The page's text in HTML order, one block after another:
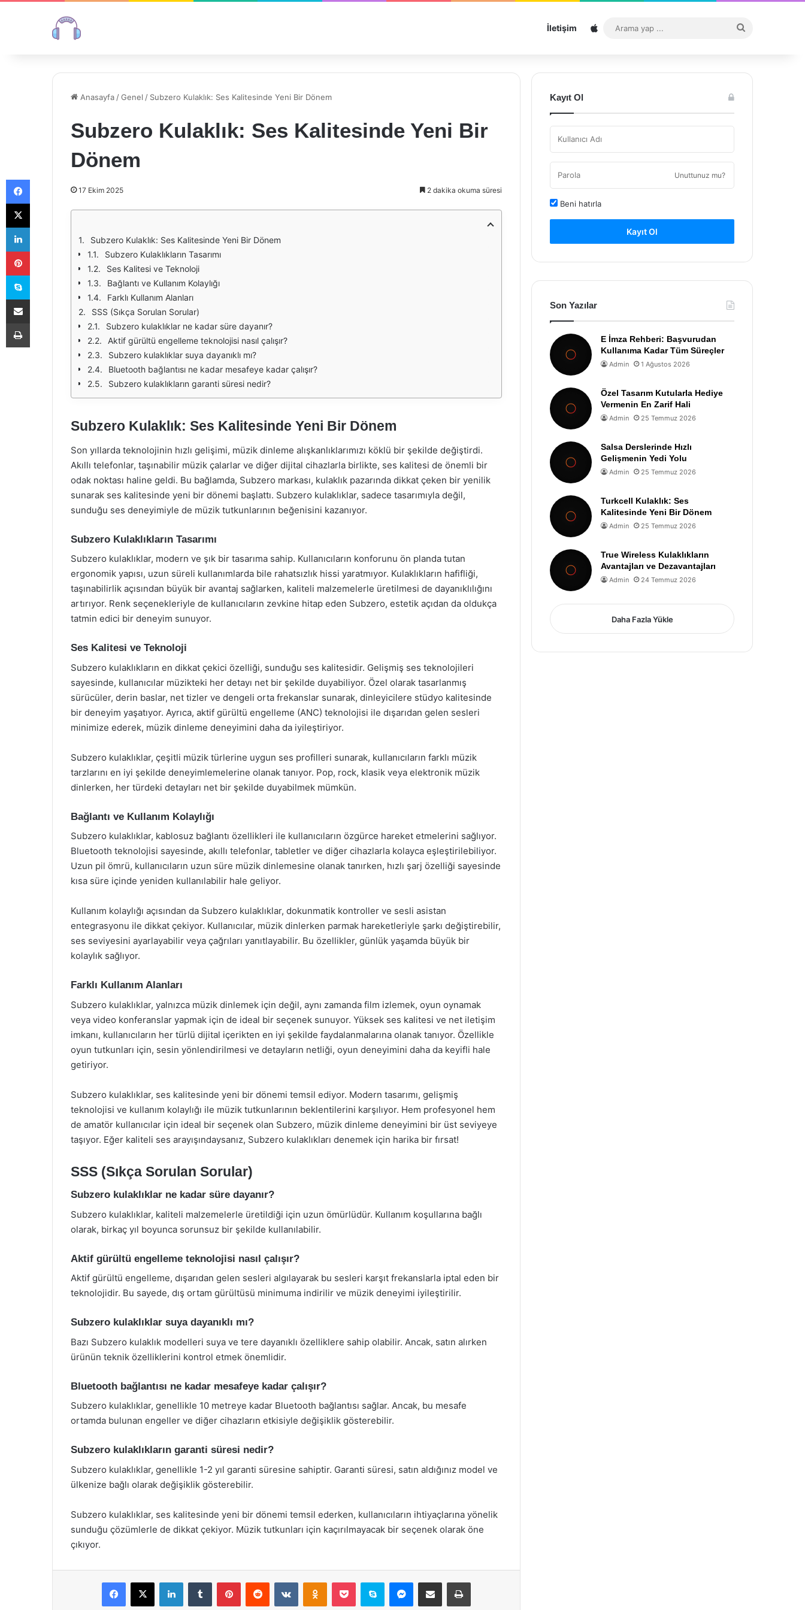
İletişim Sitemap
...
Anasayfa /Genel / Subzero Kulaklık: Ses Kalitesinde Yeni Bir Dönem
Subzero Kulaklık: Ses Kalitesinde Yeni Bir
Dönem
17 Ekim 2025 2 dakika okuma süresi
Subzero Kulaklık: Ses Kalitesinde Yeni Bir Dönem
Subzero Kulaklıkların Tasarımı
Ses Kalitesi ve Teknoloji
Bağlantı ve Kullanım Kolaylığı
Farklı Kullanım Alanları
SSS (Sıkça Sorulan Sorular)
Subzero kulaklıklar ne kadar süre dayanır?
Aktif gürültü engelleme teknolojisi nasıl çalışır?
Subzero kulaklıklar suya dayanıklı mı?
Bluetooth bağlantısı ne kadar mesafeye kadar çalışır?
Subzero kulaklıkların garanti süresi nedir?
Subzero Kulaklık: Ses Kalitesinde Yeni Bir Dönem
Son yıllarda teknolojinin hızlı gelişimi, müzik dinleme alışkanlıklarımızı köklü bir şekilde değiştirdi.
Akıllı telefonlar, taşınabilir müzik çalarlar ve diğer dijital cihazlarla birlikte, ses kalitesi de önemli bir
odak noktası haline geldi. Bu bağlamda, Subzero markası, kulaklık pazarında dikkat çeken bir yenilik
sunarak ses kalitesinde yeni bir dönemi başlattı. Subzero kulaklıklar, sadece tasarımıyla değil,
sunduğu ses deneyimiyle de müzik tutkunlarının beğenisini kazanıyor.
Subzero Kulaklıkların Tasarımı
Subzero kulaklıklar, modern ve şık bir tasarıma sahip. Kullanıcıların konforunu ön planda tutan
ergonomik yapısı, uzun süreli kullanımlarda bile rahatsızlık hissi yaratmıyor. Kulaklıkların hafifliği,
taşınabilirlik açısından büyük bir avantaj sağlarken, kaliteli malzemelerle üretilmesi de dayanıklılığını
artırıyor. Renk seçenekleriyle de kullanıcıların zevkine hitap eden Subzero, estetik açıdan da oldukça
tatmin edici bir deneyim sunuyor.
Ses Kalitesi ve Teknoloji
Subzero kulaklıkların en dikkat çekici özelliği, sunduğu ses kalitesidir. Gelişmiş ses teknolojileri
sayesinde, kullanıcılar müzikteki her detayı net bir şekilde duyabiliyor. Özel olarak tasarlanmış
sürücüler, derin baslar, net tizler ve dengeli orta frekanslar sunarak, dinleyicilere stüdyo kalitesinde
bir deneyim yaşatıyor. Ayrıca, aktif gürültü engelleme (ANC) teknolojisi ile dışarıdan gelen sesleri
minimize ederek, müzik dinleme deneyimini daha da iyileştiriyor.
Subzero kulaklıklar, çeşitli müzik türlerine uygun ses profilleri sunarak, kullanıcıların farklı müzik
tarzlarını en iyi şekilde deneyimlemelerine olanak tanıyor. Pop, rock, klasik veya elektronik müzik
dinlerken, her türdeki detayları net bir şekilde duyabilmek mümkün.
Bağlantı ve Kullanım Kolaylığı
Subzero kulaklıklar, kablosuz bağlantı özellikleri ile kullanıcıların özgürce hareket etmelerini sağlıyor.
Bluetooth teknolojisi sayesinde, akıllı telefonlar, tabletler ve diğer cihazlarla kolayca eşleştirilebiliyor.
Uzun pil ömrü, kullanıcıların uzun süre müzik dinlemesine olanak tanırken, hızlı şarj özelliği sayesinde
kısa süre içinde yeniden kullanılabilir hale geliyor.
Kullanım kolaylığı açısından da Subzero kulaklıklar, dokunmatik kontroller ve sesli asistan
entegrasyonu ile dikkat çekiyor. Kullanıcılar, müzik dinlerken parmak hareketleriyle şarkı değiştirebilir,
ses seviyesini ayarlayabilir veya çağrıları yanıtlayabilir. Bu özellikler, günlük yaşamda büyük bir
kolaylık sağlıyor.
Farklı Kullanım Alanları
Subzero kulaklıklar, yalnızca müzik dinlemek için değil, aynı zamanda film izlemek, oyun oynamak
veya video konferanslar yapmak için de ideal bir seçenek sunuyor. Yüksek ses kalitesi ve net iletişim
imkanı, kullanıcıların her türlü dijital içerikten en iyi şekilde faydalanmalarına olanak tanıyor. Özellikle
oyun tutkunları için, sesin yönlendirilmesi ve detayların netliği, oyun deneyimini daha da keyifli hale
getiriyor.
Subzero kulaklıklar, ses kalitesinde yeni bir dönemi temsil ediyor. Modern tasarımı, gelişmiş
teknolojisi ve kullanım kolaylığı ile müzik tutkunlarının beklentilerini karşılıyor. Hem profesyonel hem
de amatör kullanıcılar için ideal bir seçenek olan Subzero, müzik dinleme deneyimini bir üst seviyeye
taşıyor. Eğer kaliteli ses arayışındaysanız, Subzero kulaklıkları denemek için harika bir fırsat!
SSS (Sıkça Sorulan Sorular)
Subzero kulaklıklar ne kadar süre dayanır?
Subzero kulaklıklar, kaliteli malzemelerle üretildiği için uzun ömürlüdür. Kullanım koşullarına bağlı
olarak, birkaç yıl boyunca sorunsuz bir şekilde kullanılabilir.
Aktif gürültü engelleme teknolojisi nasıl çalışır?
Aktif gürültü engelleme, dışarıdan gelen sesleri algılayarak bu sesleri karşıt frekanslarla iptal eden bir
teknolojidir. Bu sayede, dış ortam gürültüsü minimuma indirilir ve müzik deneyimi iyileştirilir.
Subzero kulaklıklar suya dayanıklı mı?
Bazı Subzero kulaklık modelleri suya ve tere dayanıklı özelliklere sahip olabilir. Ancak, satın alırken
ürünün teknik özelliklerini kontrol etmek önemlidir.
Bluetooth bağlantısı ne kadar mesafeye kadar çalışır?
Subzero kulaklıklar, genellikle 10 metreye kadar Bluetooth bağlantısı sağlar. Ancak, bu mesafe
ortamda bulunan engeller ve diğer cihazların etkisiyle değişiklik gösterebilir.
Subzero kulaklıkların garanti süresi nedir?
Subzero kulaklıklar, genellikle 1-2 yıl garanti süresine sahiptir. Garanti süresi, satın aldığınız model ve
ülkenize bağlı olarak değişiklik gösterebilir.
Subzero kulaklıklar, ses kalitesinde yeni bir dönemi temsil ederken, kullanıcıların ihtiyaçlarına yönelik
sunduğu çözümlerle de dikkat çekiyor. Müzik tutkunları için kaçırılmayacak bir seçenek olarak öne
çıkıyor.
Facebook
X LinkedInTumblr PinterestReddit VKontakteOdnoklassniki
Pocket Skype Messenger
E-Posta ile paylaş Yazdır
Kayıt Ol
Unuttunuz mu?
Beni hatırla
Kayıt Ol
Son Yazılar
E İmza Rehberi: Başvurudan
Kullanıma Kadar Tüm Süreçler
Admin 1 Ağustos 2026
Özel Tasarım Kutularla Hediye
Vermenin En Zarif Hali
Admin 25 Temmuz 2026
Salsa Derslerinde Hızlı
Gelişmenin Yedi Yolu
Admin 25 Temmuz 2026
Turkcell Kulaklık: Ses
Kalitesinde Yeni Bir Dönem
Admin 25 Temmuz 2026
True Wireless Kulaklıkların
Avantajları ve Dezavantajları
Admin 24 Temmuz 2026
Daha Fazla Yükle
Facebook
X
LinkedIn
Pinterest
Skype
E-Posta ile paylaş